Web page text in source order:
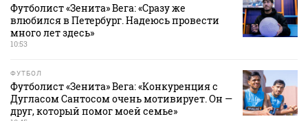
Футболист «Зенита» Вега: «Сразу же
влюбился в Петербург. Надеюсь провести
много лет здесь»
10:53
ФУТБОЛ
Футболист «Зенита» Вега: «Конкуренция с
Дугласом Сантосом очень мотивирует. Он —
друг, который помог моей семье»